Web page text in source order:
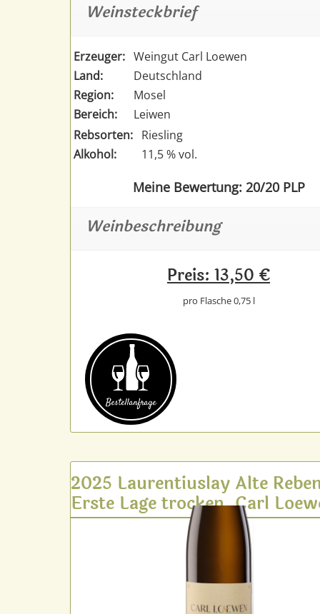
Weinsteckbrief
Erzeuger: Weingut Carl Loewen
Land:
Deutschland
Region:
Mosel
Bereich:
Leiwen
Rebsorten: Riesling
Alkohol:
11,5 % vol.
Meine Bewertung: 20/20 PLP
Weinbeschreibung
Preis: 13,50 €
pro Flasche 0,75 l
Bestell­anfrage
2025 Laurentiuslay Alte
Erste Lage trocken, Carl